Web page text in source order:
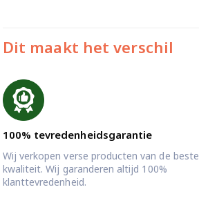
Dit maakt het verschil
100% tevredenheidsgarantie
Wij verkopen verse producten van de beste
kwaliteit. Wij garanderen altijd 100%
klanttevredenheid.